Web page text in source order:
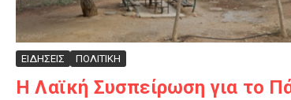
ΕΙΔΗΣΕΙΣ ΠΟΛΙΤΙΚΗ
Η Λαϊκή Συσπείρωση για το